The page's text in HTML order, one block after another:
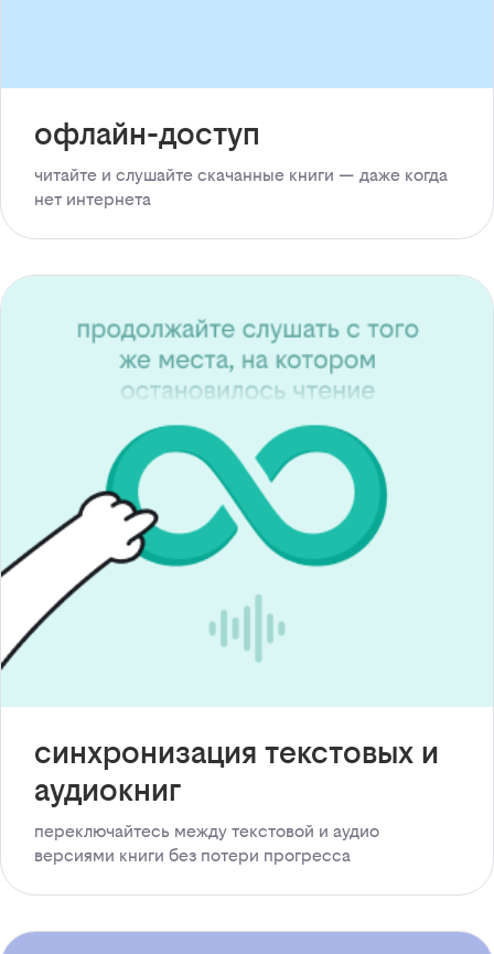
офлайн-доступ
читайте и слушайте скачанные книги — даже когда
нет интернета
синхронизация текстовых и
аудиокниг
переключайтесь между текстовой и аудио
версиями книги без потери прогресса